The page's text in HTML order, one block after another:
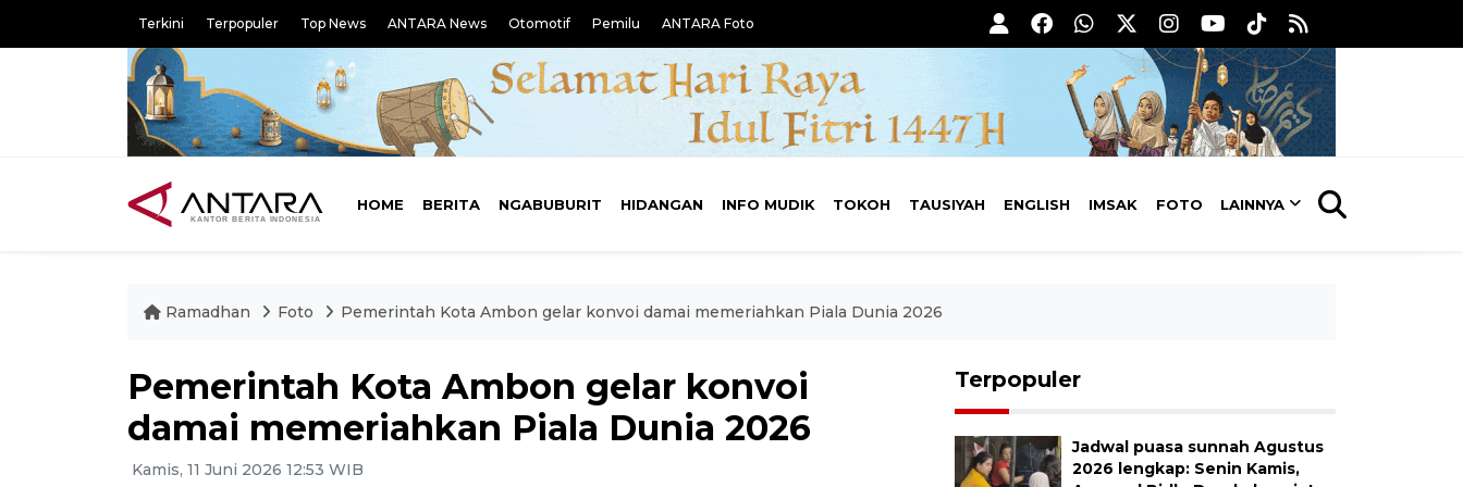
Terkini Terpopuler Top News ANTARA News Otomotif Pemilu ANTARA Foto
HOME BERITA NGABUBURIT HIDANGAN INFO MUDIK TOKOH TAUSIYAH ENGLISH IMSAK FOTO LAINNYA
Ramadhan Foto Pemerintah Kota Ambon gelar konvoi damai memeriahkan Piala Dunia 2026
Pemerintah Kota Ambon gelar konvoi
damai memeriahkan Piala Dunia 2026
Kamis, 11 Juni 2026 12:53 WIB
Terpopuler
Jadwal puasa sunnah Agustus
2026 lengkap: Senin Kamis,